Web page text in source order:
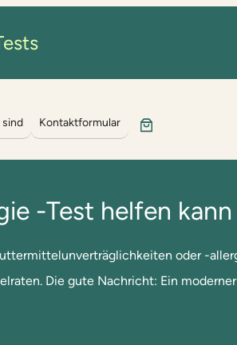
sind Kontaktformular
-Test helfen kann
oder -
Die gute Nachricht: Ein